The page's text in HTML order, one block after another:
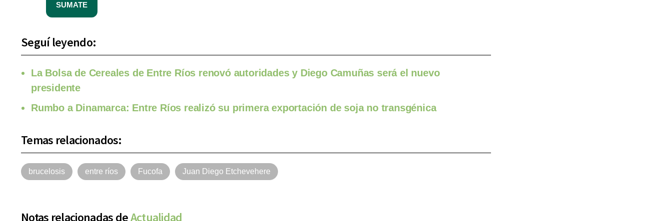
SUMATE
Seguí leyendo:
La Bolsa de Cereales de Entre Ríos renovó autoridades y Diego Camuñas será el nuevo
presidente
Rumbo a Dinamarca: Entre Ríos realizó su primera exportación de soja no transgénica
Temas relacionados:
brucelosis entre ríos Fucofa Juan Diego Etchevehere
Notas relacionadas deActualidad